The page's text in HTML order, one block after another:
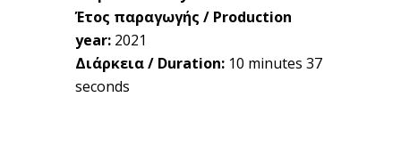
Έτος παραγωγής / Production
year: 2021
Διάρκεια / Duration: 10 minutes 37
seconds